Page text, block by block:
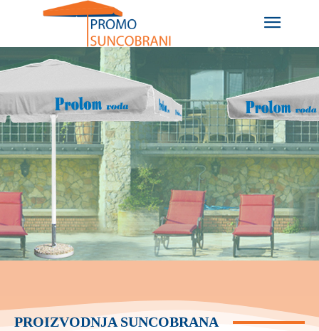
PROIZVODNJA SUNCOBRANA